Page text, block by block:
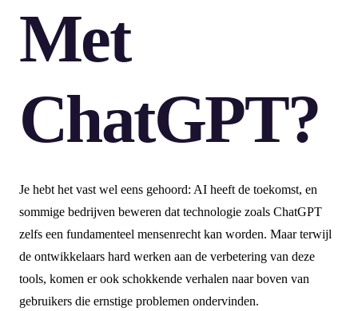
Met
ChatGPT?
Je hebt het vast wel eens gehoord: AI heeft de toekomst, en
sommige bedrijven beweren dat technologie zoals ChatGPT
zelfs een fundamenteel mensenrecht kan worden. Maar terwijl
de ontwikkelaars hard werken aan de verbetering van deze
tools, komen er ook schokkende verhalen naar boven van
gebruikers die ernstige problemen ondervinden.